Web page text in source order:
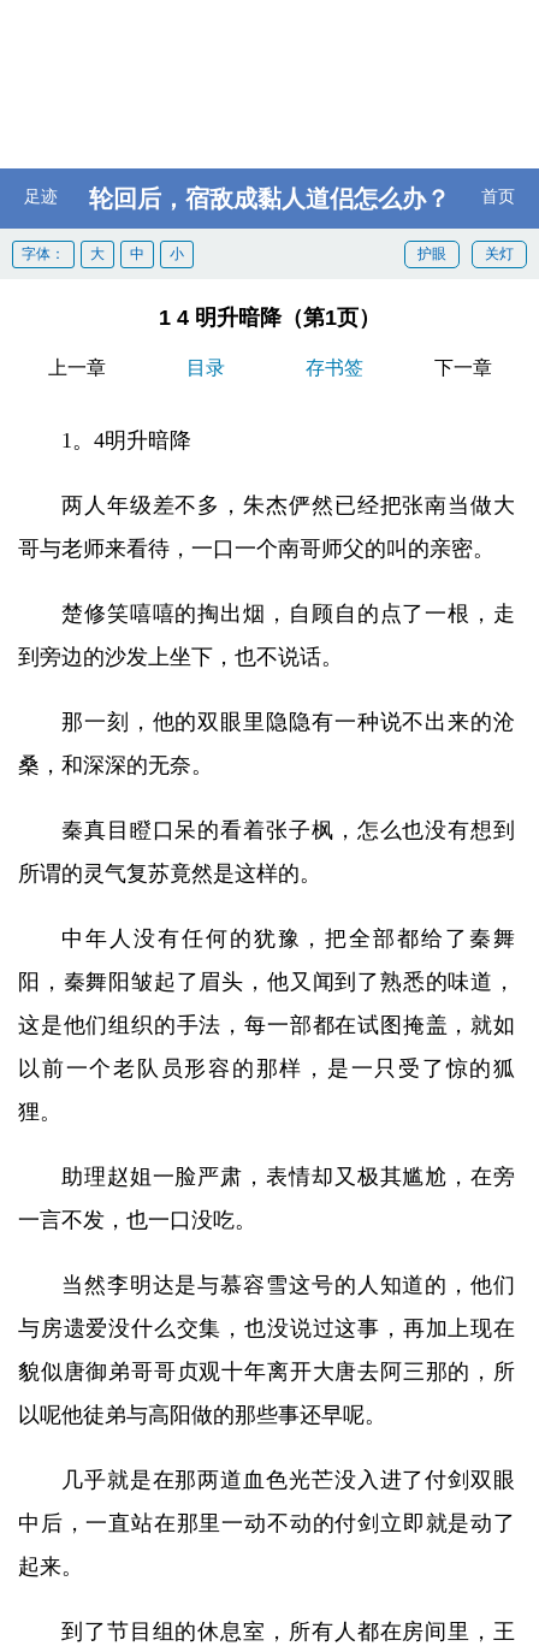
足迹 轮回后，宿敌成黏人道侣怎么办？ 首页
关灯
护眼
字体： 大 中 小
1 4 明升暗降（第1页）
上一章 目录 存书签 下一章
1。4明升暗降
两人年级差不多，朱杰俨然已经把张南当做大
哥与老师来看待，一口一个南哥师父的叫的亲密。
楚修笑嘻嘻的掏出烟，自顾自的点了一根，走
到旁边的沙发上坐下，也不说话。
那一刻，他的双眼里隐隐有一种说不出来的沧
桑，和深深的无奈。
秦真目瞪口呆的看着张子枫，怎么也没有想到
所谓的灵气复苏竟然是这样的。
中年人没有任何的犹豫，把全部都给了秦舞
阳，秦舞阳皱起了眉头，他又闻到了熟悉的味道，
这是他们组织的手法，每一部都在试图掩盖，就如
以前一个老队员形容的那样，是一只受了惊的狐
狸。
助理赵姐一脸严肃，表情却又极其尴尬，在旁
一言不发，也一口没吃。
当然李明达是与慕容雪这号的人知道的，他们
与房遗爱没什么交集，也没说过这事，再加上现在
貌似唐御弟哥哥贞观十年离开大唐去阿三那的，所
以呢他徒弟与高阳做的那些事还早呢。
几乎就是在那两道血色光芒没入进了付剑双眼
中后，一直站在那里一动不动的付剑立即就是动了
起来。
到了节目组的休息室，所有人都在房间里，王